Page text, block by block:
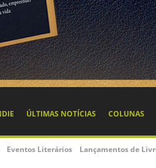
ÚLTIMAS NOTÍCIAS COLUNAS
Eventos Literários Lançamentos de